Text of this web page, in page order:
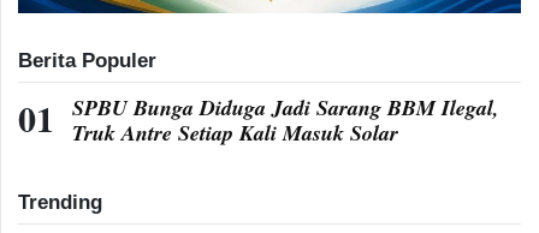
Berita Populer
SPBU Bunga Diduga Jadi Sarang BBM Ilegal,
Truk Antre Setiap Kali Masuk Solar
Trending